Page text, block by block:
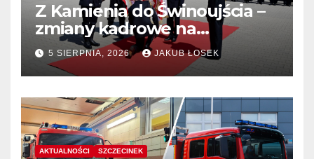
Z Kamienia do Świnoujścia –
zmiany kadrowe na
stanowiskach komendantów
5 SIERPNIA, 2026 JAKUB ŁOSEK
AKTUALNOŚCI SZCZECINEK